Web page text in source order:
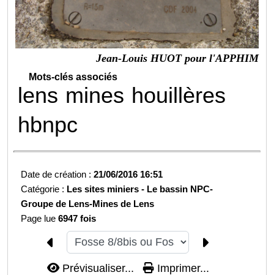
Jean-Louis HUOT pour l'APPHIM
Mots-clés associés
lens mines houillères
hbnpc
Date de création :21/06/2016 16:51
Catégorie : Les sites miniers - Le bassin NPC-
Groupe de Lens-Mines de Lens
Page lue6947 fois
Prévisualiser... Imprimer...